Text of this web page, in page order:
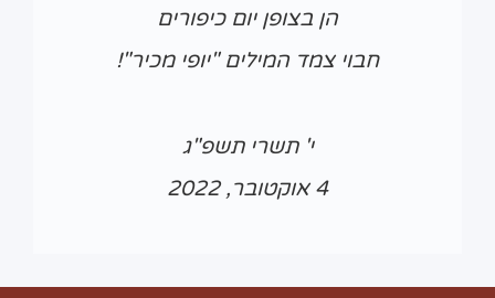
הן בצופן יום כיפורים
חבוי צמד המילים "יופי מכיר"!
י' תשרי תשפ"ג
4 אוקטובר, 2022